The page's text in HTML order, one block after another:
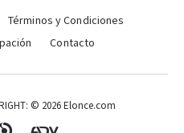
Términos y Condiciones
Contacto
© 2026 Elonce.com